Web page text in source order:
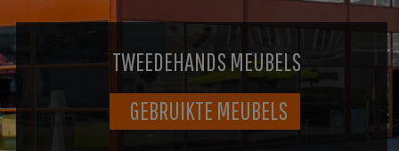
TWEEDEHANDS MEUBELS
GEBRUIKTE MEUBELS